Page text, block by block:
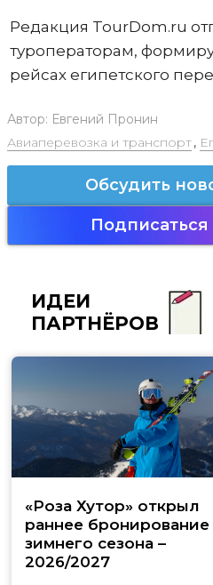
Редакция TourDom.ru
туроператорам,
рейсах египетского
Автор: Евгений Пронин
Авиаперевозка и транспорт,
Обсудить
Подписаться
ИДЕИ
ПАРТНЁРОВ
«Роза Хутор» открыл
раннее бронирование
зимнего сезона –
2026/2027